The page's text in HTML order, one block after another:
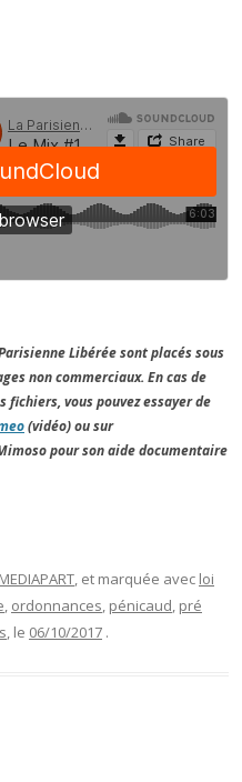
Libérée sont placés sous
non commerciaux. En cas de
vous pouvez essayer de
(vidéo) ou sur
pour son aide documentaire
, et marquée avec loi
, ordonnances, pénicaud, pré
, le 06/10/2017 .